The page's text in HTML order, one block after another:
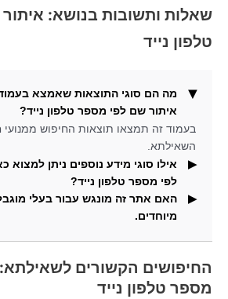
שאלות ותשובות בנושא:
טלפון נייד
מה הם סוגי התוצאות שאמצא
איתור שם לפי מספר טלפון נייד?
בעמוד זה תמצאו תוצאות החיפוש ממנועי
השאילתא.
אילו סוגי מידע נוספים ניתן למצוא
לפי מספר טלפון נייד?
אכן גם תוכלו למצוא בעמוד זה תמונות
האם אתר זה מונגש עבור בעלי
מיוחדים.
החיפושים הקשורים
מספר טלפון נייד